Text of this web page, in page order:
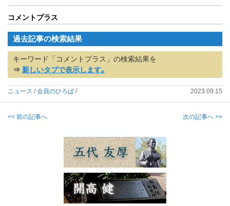
コメントプラス
過去記事の検索結果
キーワード「コメントプラス」の検索結果を
⇒ 新しいタブで表示します｡
ニュース /会員のひろば / 2023.09.15
<< 前の記事へ 次の記事へ >>